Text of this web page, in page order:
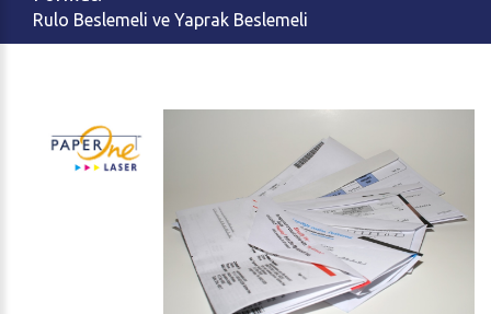
Rulo Beslemeli ve Yaprak Beslemeli